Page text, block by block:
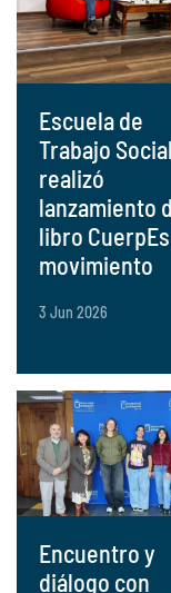
Escuela de
Trabajo
realizó
lanzamiento
libro
movimiento
3 Jun 2026
Encuentro y
diálogo con